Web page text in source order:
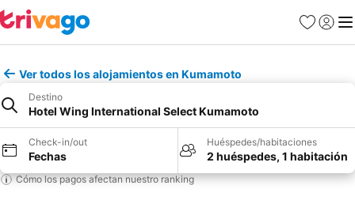
Favoritos
Iniciar
Ver todos los alojamientos en Kumamoto
Destino
Hotel Wing International Select Kumamoto
Check-in/out
Fechas
Huéspedes/habitaciones
2 huéspedes, 1 habitación
Cómo los pagos afectan nuestro ranking